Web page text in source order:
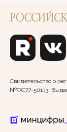
Свидетельство о
№ФС77-50113.